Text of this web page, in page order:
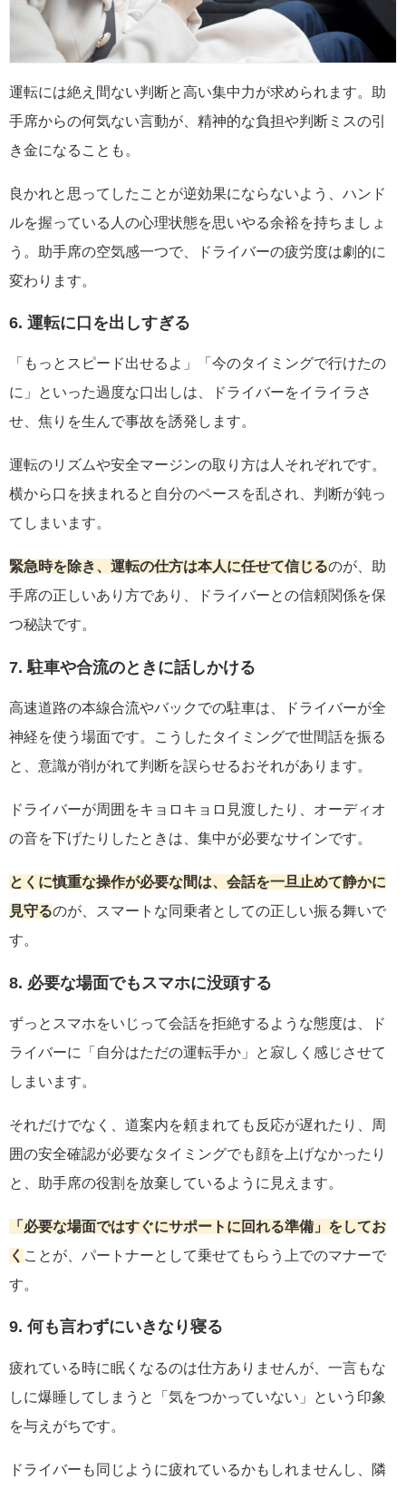
運転には絶え間ない判断と高い集中力が求められます。助
手席からの何気ない言動が、精神的な負担や判断ミスの引
き金になることも。
良かれと思ってしたことが逆効果にならないよう、ハンド
ルを握っている人の心理状態を思いやる余裕を持ちましょ
う。助手席の空気感一つで、ドライバーの疲労度は劇的に
変わります。
6. 運転に口を出しすぎる
「もっとスピード出せるよ」「今のタイミングで行けたの
に」といった過度な口出しは、ドライバーをイライラさ
せ、焦りを生んで事故を誘発します。
運転のリズムや安全マージンの取り方は人それぞれです。
横から口を挟まれると自分のペースを乱され、判断が鈍っ
てしまいます。
緊急時を除き、運転の仕方は本人に任せて信じるのが、助
手席の正しいあり方であり、ドライバーとの信頼関係を保
つ秘訣です。
7. 駐車や合流のときに話しかける
高速道路の本線合流やバックでの駐車は、ドライバーが全
神経を使う場面です。こうしたタイミングで世間話を振る
と、意識が削がれて判断を誤らせるおそれがあります。
ドライバーが周囲をキョロキョロ見渡したり、オーディオ
の音を下げたりしたときは、集中が必要なサインです。
とくに慎重な操作が必要な間は、会話を一旦止めて静かに
見守るのが、スマートな同乗者としての正しい振る舞いで
す。
8. 必要な場面でもスマホに没頭する
ずっとスマホをいじって会話を拒絶するような態度は、ド
ライバーに「自分はただの運転手か」と寂しく感じさせて
しまいます。
それだけでなく、道案内を頼まれても反応が遅れたり、周
囲の安全確認が必要なタイミングでも顔を上げなかったり
と、助手席の役割を放棄しているように見えます。
「必要な場面ではすぐにサポートに回れる準備」をしてお
く ことが、パートナーとして乗せてもらう上でのマナーで
す。
9. 何も言わずにいきなり寝る
疲れている時に眠くなるのは仕方ありませんが、一言もな
しに爆睡してしまうと「気をつかっていない」という印象
を与えがちです。
ドライバーも同じように疲れているかもしれませんし、隣